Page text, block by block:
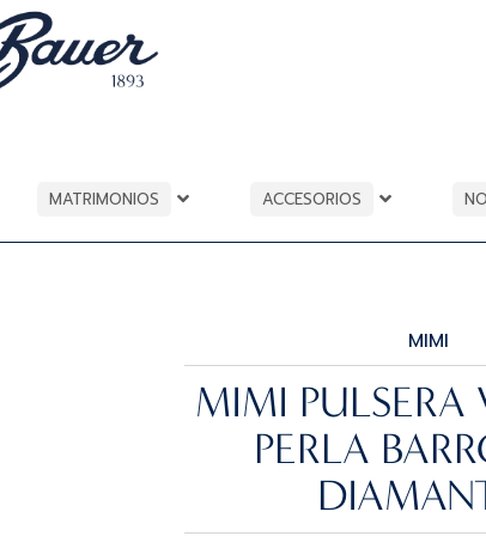
MATRIMONIOS ACCESORIOS
MIMI
MIMI PULSERA
PERLA